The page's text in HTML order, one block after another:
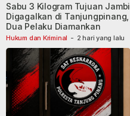
Hukum dan Kriminal - 2 hari yang lalu
Sabu 3 Kilogram Tujuan Jambi
Digagalkan di Tanjungpinang,
Dua Pelaku Diamankan